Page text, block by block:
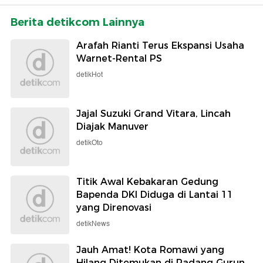
Berita detikcom Lainnya
Arafah Rianti Terus Ekspansi Usaha
Warnet-Rental PS
detikHot
Jajal Suzuki Grand Vitara, Lincah
Diajak Manuver
detikOto
Titik Awal Kebakaran Gedung
Bapenda DKI Diduga di Lantai 11
yang Direnovasi
detikNews
Jauh Amat! Kota Romawi yang